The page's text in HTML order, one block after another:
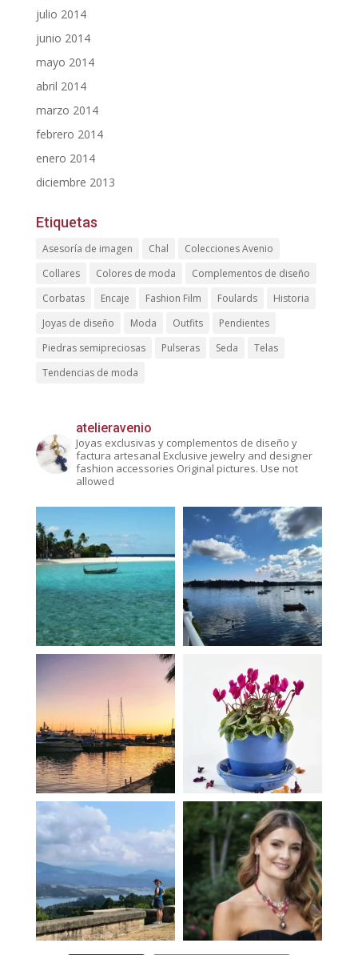
julio 2014
junio 2014
mayo 2014
abril 2014
marzo 2014
febrero 2014
enero 2014
diciembre 2013
Etiquetas
Asesoría de imagen Chal
Colecciones Avenio
Collares
Colores de moda
Complementos de diseño
Corbatas
Encaje Fashion Film Foulards
Historia
Joyas de diseño
Moda Outfits
Pendientes
Piedras semipreciosas
Pulseras Seda
Telas
Tendencias de moda
atelieravenio
Joyas exclusivas y complementos de diseño y
factura artesanal Exclusive jewelry and designer
fashion accessories Original pictures. Use not
allowed